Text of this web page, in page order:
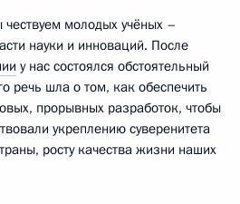
молодых учёных –
науки и инноваций. После
у нас состоялся обстоятельный
речь шла о том, как обеспечить
прорывных разработок, чтобы
укреплению суверенитета
росту качества жизни наших